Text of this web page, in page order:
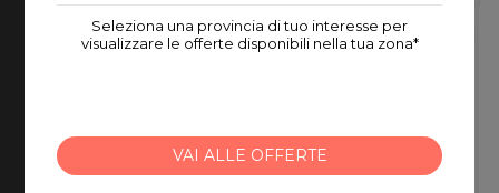
Seleziona una provincia di tuo interesse per
visualizzare le offerte disponibili nella tua zona*
VAI ALLE OFFERTE